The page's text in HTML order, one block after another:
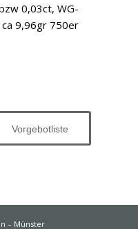
0,03ct, WG-
ca 9,96gr 750er
Vorgebotliste
– Münster